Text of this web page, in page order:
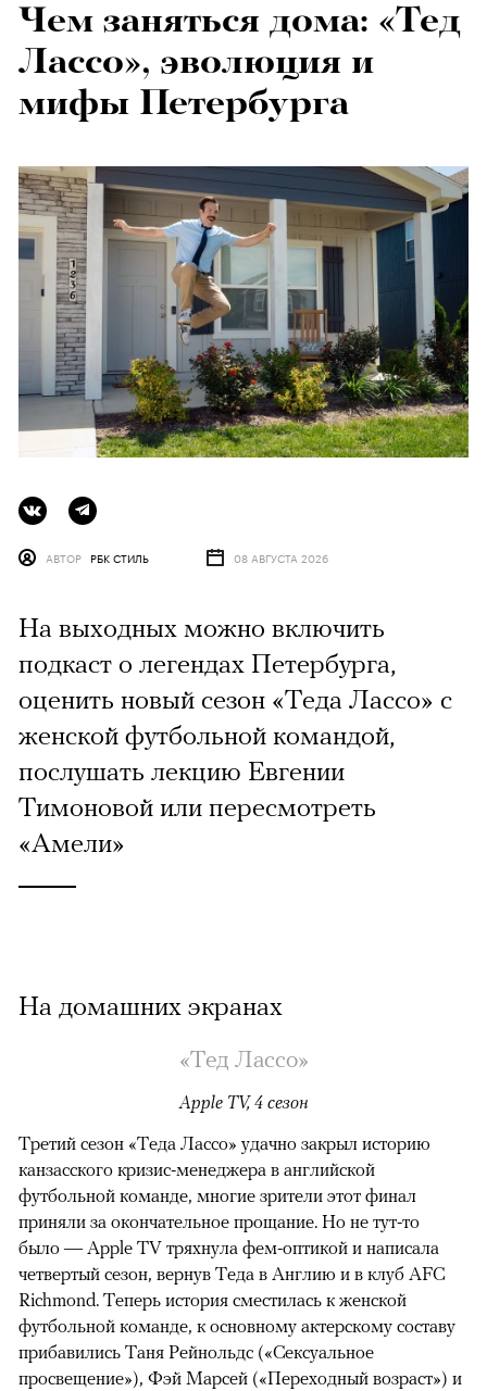
Чем заняться дома: «Тед
Лассо», эволюция и
мифы Петербурга
АВТОР РБК СТИЛЬ 08 АВГУСТА 2026
На выходных можно включить
подкаст о легендах Петербурга,
оценить новый сезон «Теда Лассо» с
женской футбольной командой,
послушать лекцию Евгении
Тимоновой или пересмотреть
«Амели»
На домашних экранах
«Тед Лассо»
Apple TV, 4 сезон
00:00 / 00:00
Третий сезон «Теда Лассо» удачно закрыл историю
канзасского кризис-менеджера в английской
футбольной команде, многие зрители этот финал
приняли за окончательное прощание. Но не тут-то
было — Apple TV тряхнула фем-оптикой и написала
четвертый сезон, вернув Теда в Англию и в клуб AFC
Richmond. Теперь история сместилась к женской
футбольной команде, к основному актерскому составу
прибавились Таня Рейнольдс («Сексуальное
просвещение»), Фэй Марсей («Переходный возраст») и